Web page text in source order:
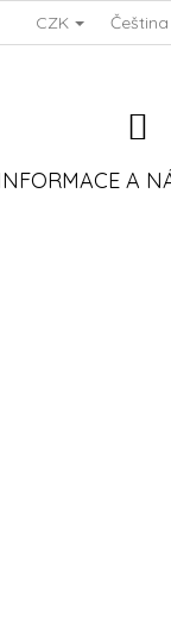
CZK Čeština
A